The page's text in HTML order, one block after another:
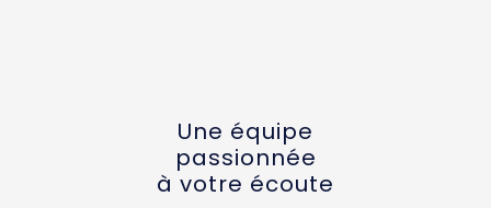
Une équipe
passionnée
à votre écoute